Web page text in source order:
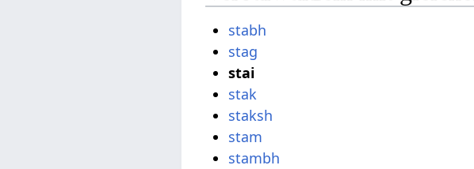
stabh
stag
stai
stak
staksh
stam
stambh